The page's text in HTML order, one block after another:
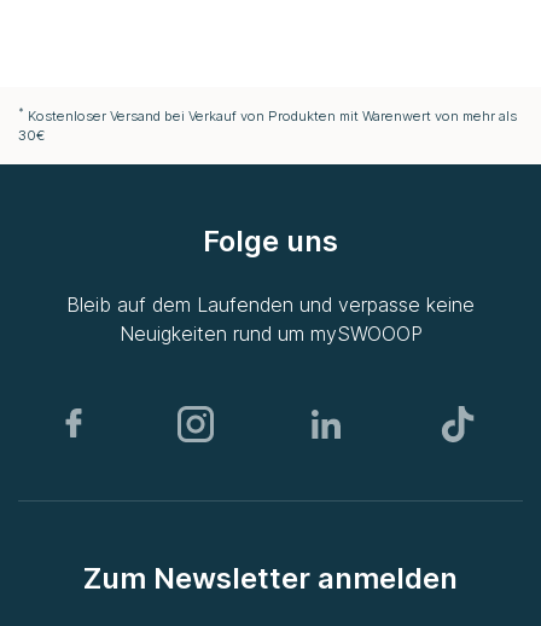
* Kostenloser Versand bei Verkauf von Produkten mit Warenwert von mehr als
30€
Folge uns
Bleib auf dem Laufenden und verpasse keine
Neuigkeiten rund um mySWOOOP
Zum Newsletter anmelden